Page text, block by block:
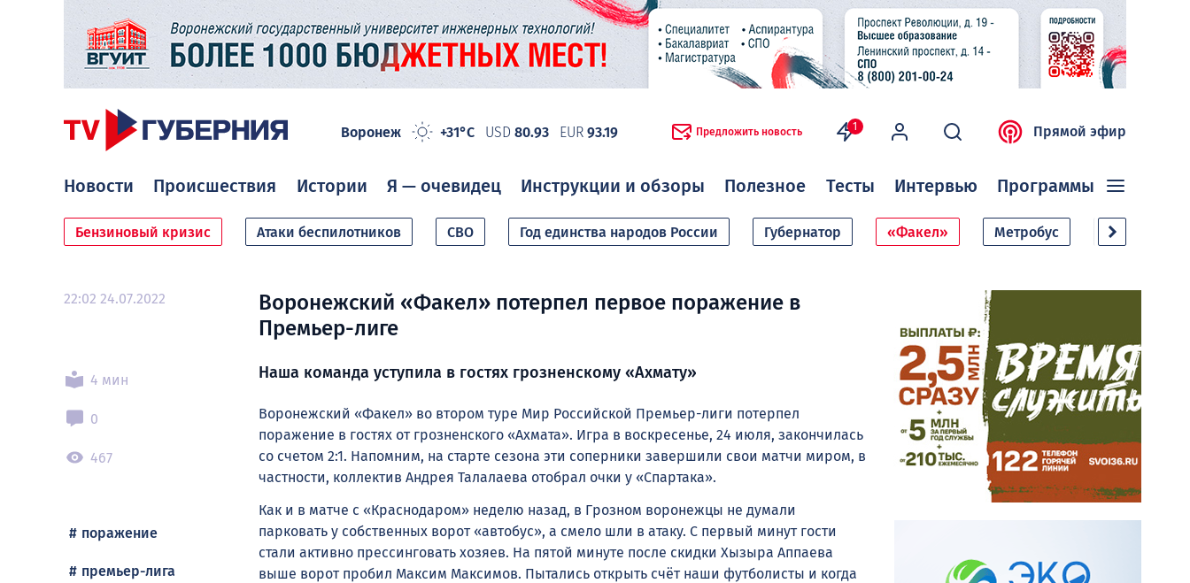
Воронеж +31°C USD 80.93 EUR 93.19 Предложить новость 1 Прямой эфир
Новости Происшествия Истории Я — очевидец Инструкции и обзоры Полезное Тесты Интервью Программы
Бензиновый кризис Атаки беспилотников СВО Год единства народов России Губернатор «Факел» Метробус Дачный
22:02 24.07.2022
4 мин
0
467
поражение
премьер-лига
Воронежский «Факел» потерпел первое поражение в
Премьер-лиге
Наша команда уступила в гостях грозненскому «Ахмату»
Воронежский «Факел» во втором туре Мир Российской Премьер-лиги потерпел
поражение в гостях от грозненского «Ахмата». Игра в воскресенье, 24 июля, закончилась
со счетом 2:1. Напомним, на старте сезона эти соперники завершили свои матчи миром, в
частности, коллектив Андрея Талалаева отобрал очки у «Спартака».
Как и в матче с «Краснодаром» неделю назад, в Грозном воронежцы не думали
парковать у собственных ворот «автобус», а смело шли в атаку. С первый минут гости
стали активно прессинговать хозяев. На пятой минуте после скидки Хызыра Аппаева
выше ворот пробил Максим Максимов. Пытались открыть счёт наши футболисты и когда